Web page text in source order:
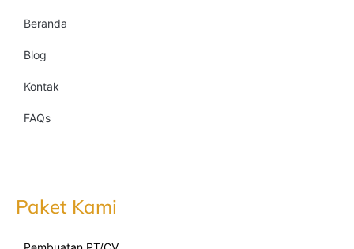
Beranda
Blog
Kontak
FAQs
Paket Kami